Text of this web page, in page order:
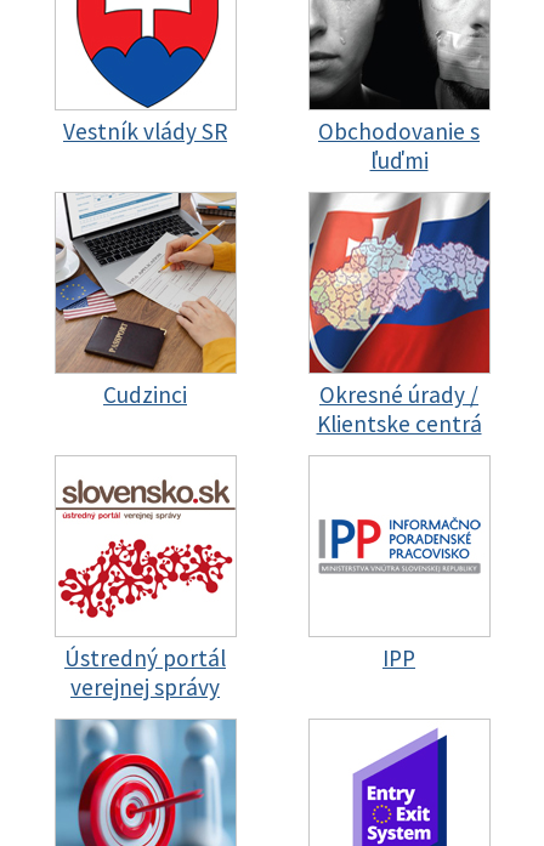
Vestník vlády SR
Obchodovanie s
ľuďmi
Cudzinci
Okresné úrady /
Klientske centrá
Ústredný portál
verejnej správy
IPP